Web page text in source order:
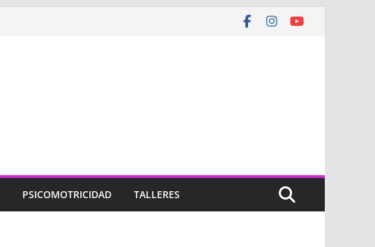
PSICOMOTRICIDAD TALLERES